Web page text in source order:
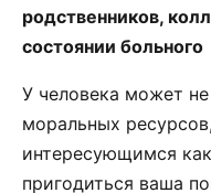
родственников,
состоянии больного
У человека может
моральных
интересующимся
пригодиться ваша